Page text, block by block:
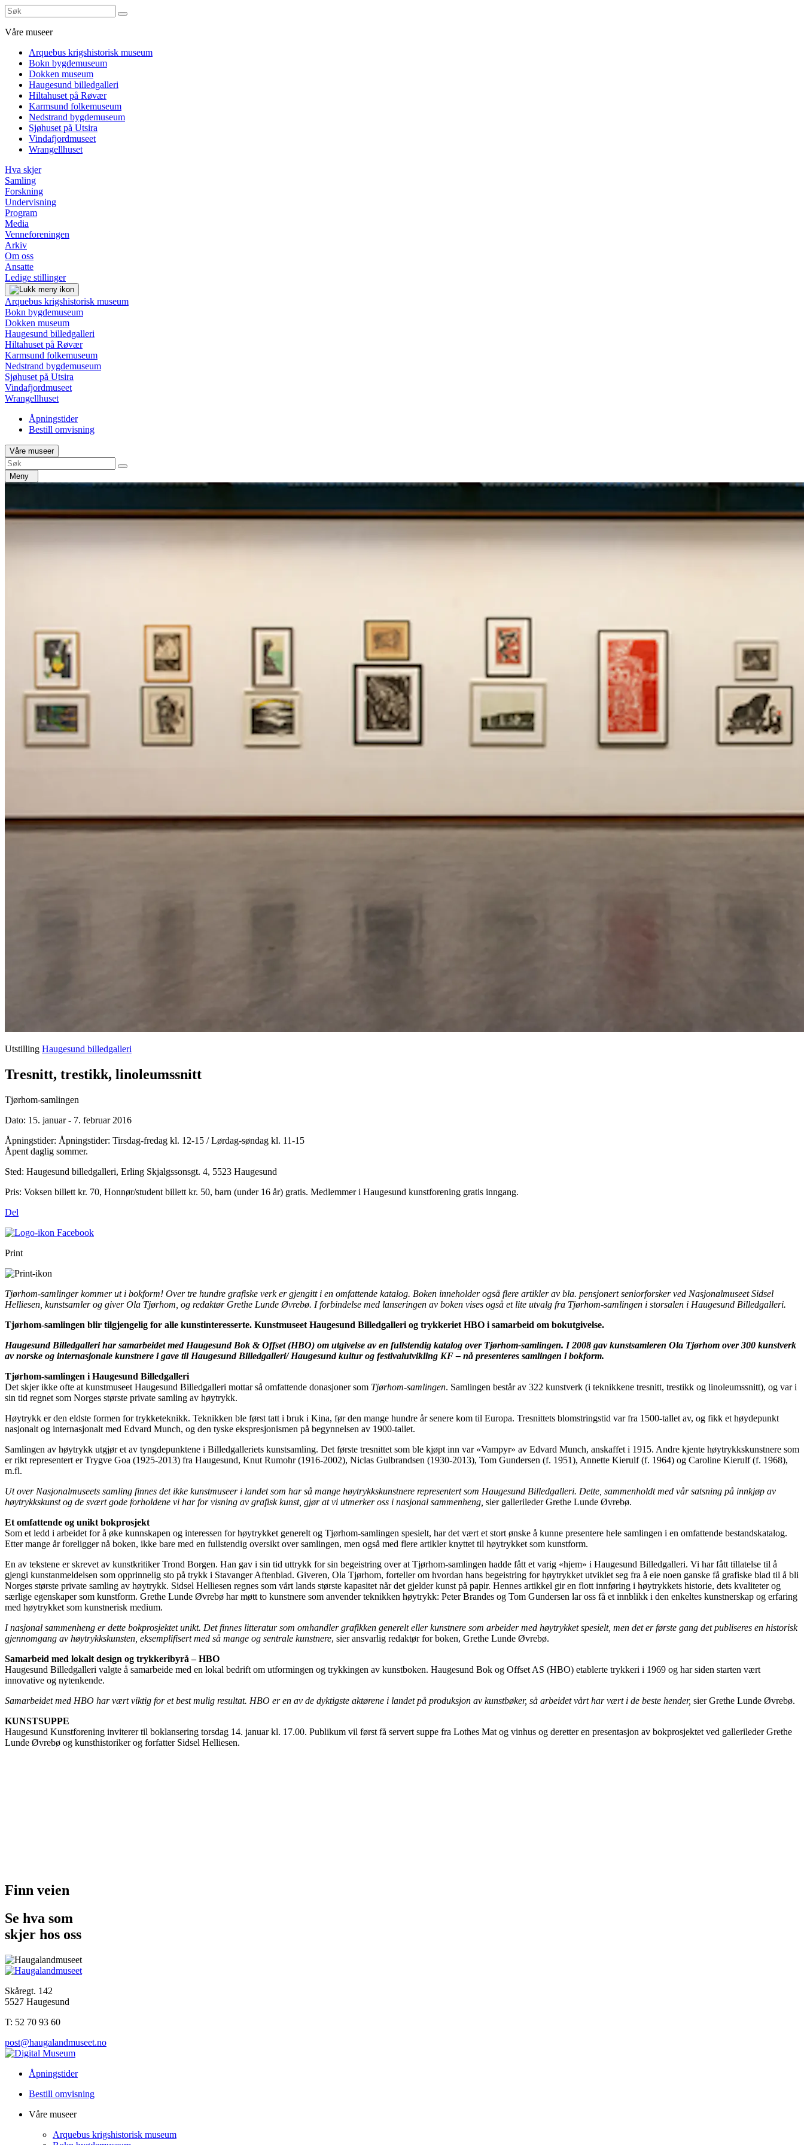
Våre museer
Arquebus krigshistorisk museum
Bokn bygdemuseum
Dokken museum
Haugesund billedgalleri
Hiltahuset på Røvær
Karmsund folkemuseum
Nedstrand bygdemuseum
Sjøhuset på Utsira
Vindafjordmuseet
Wrangellhuset
Hva skjer
Samling
Forskning
Undervisning
Program
Media
Venneforeningen
Arkiv
Om oss
Ansatte
Ledige stillinger
Arquebus krigshistorisk museum
Bokn bygdemuseum
Dokken museum
Haugesund billedgalleri
Hiltahuset på Røvær
Karmsund folkemuseum
Nedstrand bygdemuseum
Sjøhuset på Utsira
Vindafjordmuseet
Wrangellhuset
Åpningstider
Bestill omvisning
Våre museer
Meny
Utstilling Haugesund billedgalleri
Tresnitt, trestikk, linoleumssnitt
Tjørhom-samlingen
Dato: 15. januar - 7. februar 2016
Åpningstider: Åpningstider: Tirsdag-fredag kl. 12-15 / Lørdag-søndag kl. 11-15
Åpent daglig sommer.
Sted: Haugesund billedgalleri, Erling Skjalgssonsgt. 4, 5523 Haugesund
Pris: Voksen billett kr. 70, Honnør/student billett kr. 50, barn (under 16 år) gratis. Medlemmer i Haugesund kunstforening gratis inngang.
Del
Print
Tjørhom-samlinger kommer ut i bokform! Over tre hundre grafiske verk er gjengitt i en omfattende katalog. Boken inneholder også flere artikler av bla. pensjonert seniorforsker ved Nasjonalmuseet Sidsel
Helliesen, kunstsamler og giver Ola Tjørhom, og redaktør Grethe Lunde Øvrebø. I forbindelse med lanseringen av boken vises også et lite utvalg fra Tjørhom-samlingen i storsalen i Haugesund Billedgalleri.
Tjørhom-samlingen blir tilgjengelig for alle kunstinteresserte. Kunstmuseet Haugesund Billedgalleri og trykkeriet HBO i samarbeid om bokutgivelse.
Haugesund Billedgalleri har samarbeidet med Haugesund Bok & Offset (HBO) om utgivelse av en fullstendig katalog over Tjørhom-samlingen. I 2008 gav kunstsamleren Ola Tjørhom over 300 kunstverk
av norske og internasjonale kunstnere i gave til Haugesund Billedgalleri/ Haugesund kultur og festivalutvikling KF – nå presenteres samlingen i bokform.
Tjørhom-samlingen i Haugesund Billedgalleri
Det skjer ikke ofte at kunstmuseet Haugesund Billedgalleri mottar så omfattende donasjoner som Tjørhom-samlingen. Samlingen består av 322 kunstverk (i teknikkene tresnitt, trestikk og linoleumssnitt), og var i
sin tid regnet som Norges største private samling av høytrykk.
Høytrykk er den eldste formen for trykketeknikk. Teknikken ble først tatt i bruk i Kina, før den mange hundre år senere kom til Europa. Tresnittets blomstringstid var fra 1500-tallet av, og fikk et høydepunkt
nasjonalt og internasjonalt med Edvard Munch, og den tyske ekspresjonismen på begynnelsen av 1900-tallet.
Samlingen av høytrykk utgjør et av tyngdepunktene i Billedgalleriets kunstsamling. Det første tresnittet som ble kjøpt inn var «Vampyr» av Edvard Munch, anskaffet i 1915. Andre kjente høytrykkskunstnere som
er rikt representert er Trygve Goa (1925-2013) fra Haugesund, Knut Rumohr (1916-2002), Niclas Gulbrandsen (1930-2013), Tom Gundersen (f. 1951), Annette Kierulf (f. 1964) og Caroline Kierulf (f. 1968),
m.fl.
Ut over Nasjonalmuseets samling finnes det ikke kunstmuseer i landet som har så mange høytrykkskunstnere representert som Haugesund Billedgalleri. Dette, sammenholdt med vår satsning på innkjøp av
høytrykkskunst og de svært gode forholdene vi har for visning av grafisk kunst, gjør at vi utmerker oss i nasjonal sammenheng, sier gallerileder Grethe Lunde Øvrebø.
Et omfattende og unikt bokprosjekt
Som et ledd i arbeidet for å øke kunnskapen og interessen for høytrykket generelt og Tjørhom-samlingen spesielt, har det vært et stort ønske å kunne presentere hele samlingen i en omfattende bestandskatalog.
Etter mange år foreligger nå boken, ikke bare med en fullstendig oversikt over samlingen, men også med flere artikler knyttet til høytrykket som kunstform.
En av tekstene er skrevet av kunstkritiker Trond Borgen. Han gav i sin tid uttrykk for sin begeistring over at Tjørhom-samlingen hadde fått et varig «hjem» i Haugesund Billedgalleri. Vi har fått tillatelse til å
gjengi kunstanmeldelsen som opprinnelig sto på trykk i Stavanger Aftenblad. Giveren, Ola Tjørhom, forteller om hvordan hans begeistring for høytrykket utviklet seg fra å eie noen ganske få grafiske blad til å bli
Norges største private samling av høytrykk. Sidsel Helliesen regnes som vårt lands største kapasitet når det gjelder kunst på papir. Hennes artikkel gir en flott innføring i høytrykkets historie, dets kvaliteter og
særlige egenskaper som kunstform. Grethe Lunde Øvrebø har møtt to kunstnere som anvender teknikken høytrykk: Peter Brandes og Tom Gundersen lar oss få et innblikk i den enkeltes kunstnerskap og erfaring
med høytrykket som kunstnerisk medium.
I nasjonal sammenheng er dette bokprosjektet unikt. Det finnes litteratur som omhandler grafikken generelt eller kunstnere som arbeider med høytrykket spesielt, men det er første gang det publiseres en historisk
gjennomgang av høytrykkskunsten, eksemplifisert med så mange og sentrale kunstnere, sier ansvarlig redaktør for boken, Grethe Lunde Øvrebø.
Samarbeid med lokalt design og trykkeribyrå – HBO
Haugesund Billedgalleri valgte å samarbeide med en lokal bedrift om utformingen og trykkingen av kunstboken. Haugesund Bok og Offset AS (HBO) etablerte trykkeri i 1969 og har siden starten vært
innovative og nytenkende.
Samarbeidet med HBO har vært viktig for et best mulig resultat. HBO er en av de dyktigste aktørene i landet på produksjon av kunstbøker, så arbeidet vårt har vært i de beste hender, sier Grethe Lunde Øvrebø.
KUNSTSUPPE
Haugesund Kunstforening inviterer til boklansering torsdag 14. januar kl. 17.00. Publikum vil først få servert suppe fra Lothes Mat og vinhus og deretter en presentasjon av bokprosjektet ved gallerileder Grethe
Lunde Øvrebø og kunsthistoriker og forfatter Sidsel Helliesen.
Finn veien
Se hva som
skjer hos oss
Skåregt. 142
5527 Haugesund
T: 52 70 93 60
post@haugalandmuseet.no
Åpningstider
Bestill omvisning
Våre museer
Arquebus krigshistorisk museum